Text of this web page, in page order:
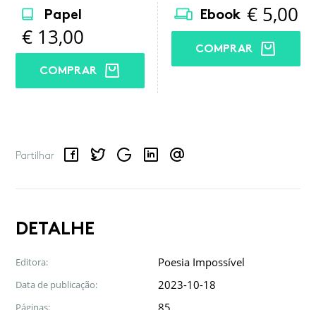
Papel
€ 13,00
COMPRAR
Ebook € 5,00
COMPRAR
Partilhar
FacebookTwitterGoogle LinkedInEmail
DETALHE
Editora: Poesia Impossível
Data de publicação: 2023-10-18
Páginas: